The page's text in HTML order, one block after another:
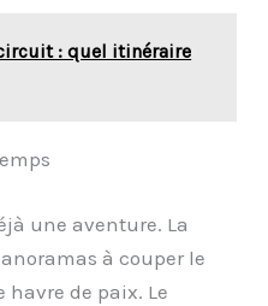
: quel itinéraire
une aventure. La
à couper le
havre de paix. Le